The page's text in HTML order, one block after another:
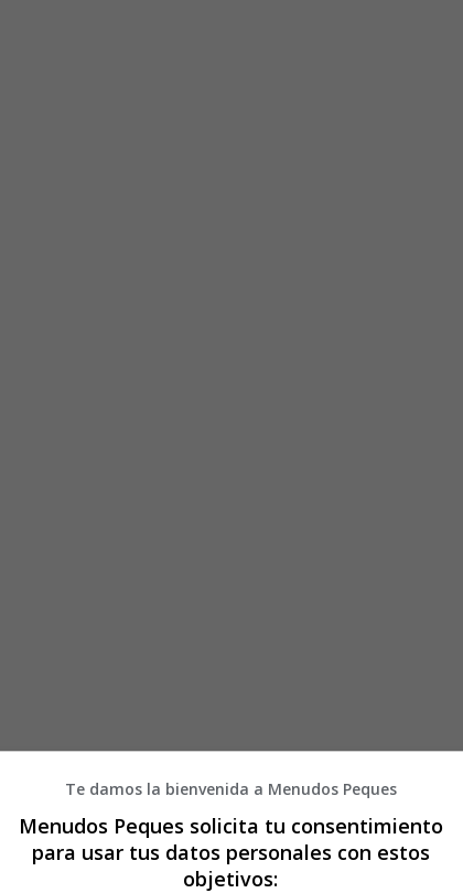
Te damos la bienvenida a Menudos Peques
Menudos Peques solicita tu consentimiento
para usar tus datos personales con estos
objetivos: